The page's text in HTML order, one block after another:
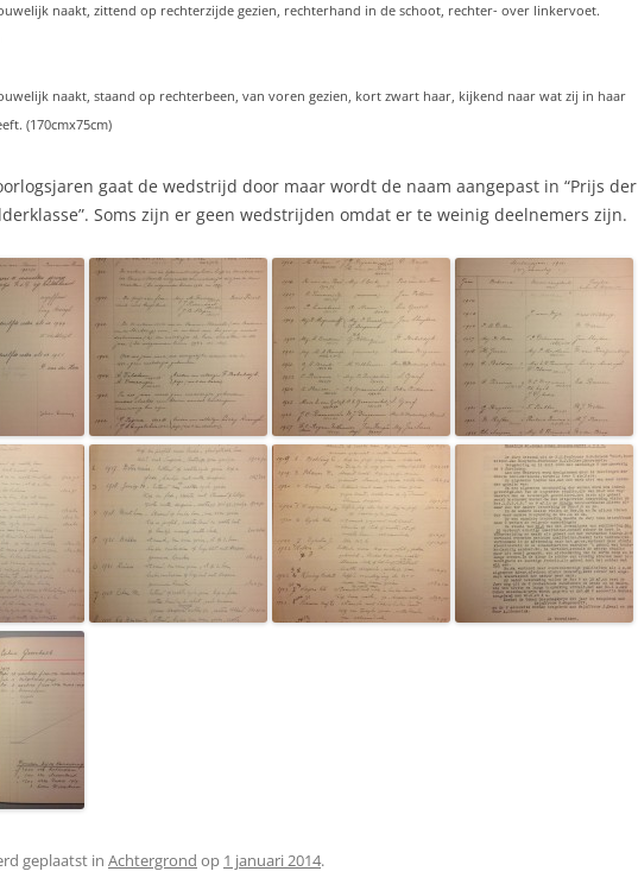
naakt, zittend op rechterzijde gezien, rechterhand in de schoot, rechter- over linkervoet.
naakt, staand op rechterbeen, van voren gezien, kort zwart haar, kijkend naar wat zij in haar
(170cmx75cm)
gaat de wedstrijd door maar wordt de naam aangepast in “Prijs der
Soms zijn er geen wedstrijden omdat er te weinig deelnemers zijn.
geplaatst in Achtergrond op 1 januari 2014.